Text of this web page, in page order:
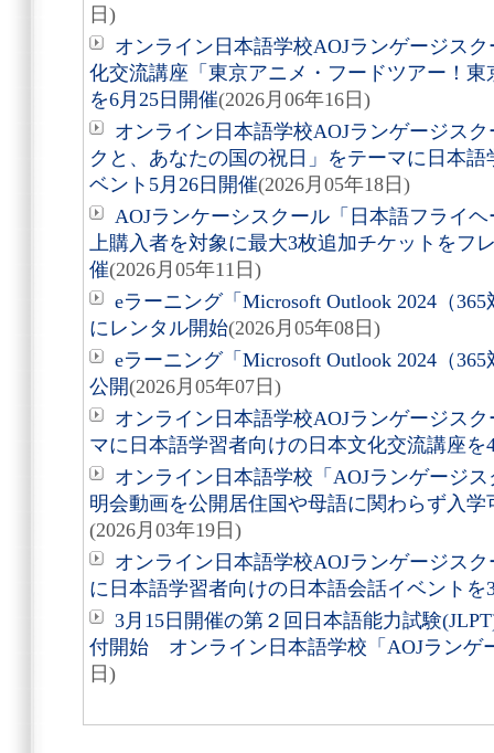
日)
オンライン日本語学校AOJランゲージス
化交流講座「東京アニメ・フードツアー！
を6月25日開催(2026月06年16日)
オンライン日本語学校AOJランゲージス
クと、あなたの国の祝日」をテーマに日本
ベント5月26日開催(2026月05年18日)
AOJランケーシスクール「日本語フライ
上購入者を対象に最大3枚追加チケットをフ
催(2026月05年11日)
eラーニング「Microsoft Outlook 2024（
にレンタル開始(2026月05年08日)
eラーニング「Microsoft Outlook 2024（
公開(2026月05年07日)
オンライン日本語学校AOJランゲージス
マに日本語学習者向けの日本文化交流講座を
オンライン日本語学校「AOJランゲージ
明会動画を公開居住国や母語に関わらず入
(2026月03年19日)
オンライン日本語学校AOJランゲージス
に日本語学習者向けの日本語会話イベントを
3月15日開催の第２回日本語能力試験
付開始 オンライン日本語学校「AOJランゲ
日)